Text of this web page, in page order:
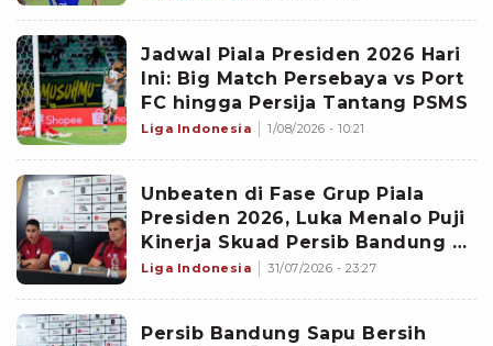
Jadwal Piala Presiden 2026 Hari
Ini: Big Match Persebaya vs Port
FC hingga Persija Tantang PSMS
Liga Indonesia 1/08/2026 - 10:21
Unbeaten di Fase Grup Piala
Presiden 2026, Luka Menalo Puji
Kinerja Skuad Persib Bandung di
Masa Pramusim
Liga Indonesia 31/07/2026 - 23:27
Persib Bandung Sapu Bersih